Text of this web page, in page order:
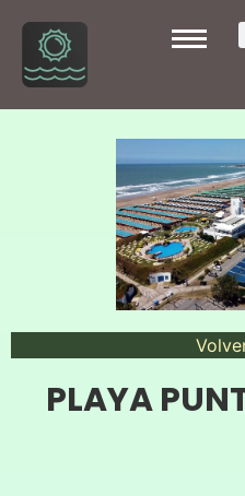
PLAYA